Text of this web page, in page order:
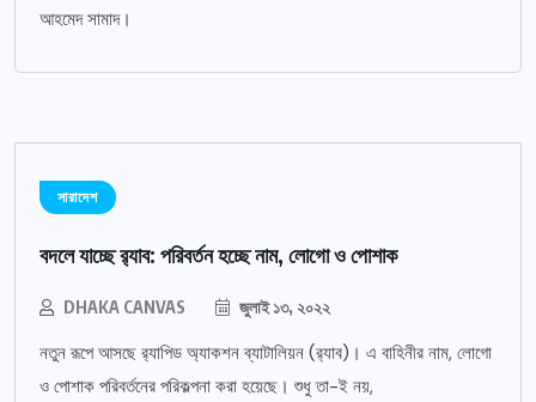
আহমেদ সামাদ।
সারাদেশ
বদলে যাচ্ছে র‌্যাব: পরিবর্তন হচ্ছে নাম, লোগো ও পোশাক
DHAKA CANVAS জুলাই ১৩, ২০২২
নতুন রূপে আসছে র‌্যাপিড অ্যাকশন ব্যাটালিয়ন (র‌্যাব)। এ বাহিনীর নাম, লোগো
ও পোশাক পরিবর্তনের পরিকল্পনা করা হয়েছে। শুধু তা-ই নয়,